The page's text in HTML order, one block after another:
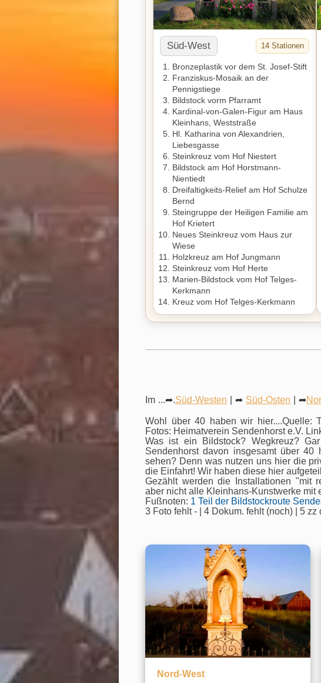
Süd-West 14 Stationen
Bronzeplastik vor dem St. Josef-Stift
Franziskus-Mosaik an der
Pennigstiege
Bildstock vorm Pfarramt
Kardinal-von-Galen-Figur am Haus
Kleinhans, Weststraße
Hl. Katharina von Alexandrien,
Liebesgasse
Steinkreuz vom Hof Niestert
Bildstock am Hof Horstmann-
Nientiedt
Dreifaltigkeits-Relief am Hof Schulze
Bernd
Steingruppe der Heiligen Familie am
Hof Krietert
Neues Steinkreuz vom Haus zur
Wiese
Holzkreuz am Hof Jungmann
Steinkreuz vom Hof Herte
Marien-Bildstock vom Hof Telges-
Kerkmann
Kreuz vom Hof Telges-Kerkmann
Im ...➦.Süd-Westen ➦ Süd-Osten ➦
Wohl über 40 haben wir hier....Quelle:
Fotos: Heimatverein Sendenhorst e.V.
Was ist ein Bildstock? Wegkreuz?
Sendenhorst davon insgesamt über
sehen? Denn was nutzen uns hier die
die Einfahrt! Wir haben diese hier
Gezählt werden die Installationen "mit
aber nicht alle Kleinhans-Kunstwerke mit
Fußnoten: 1 Teil der Bildstockroute
3 Foto fehlt - | 4 Dokum. fehlt (noch) | 5
Nord-West